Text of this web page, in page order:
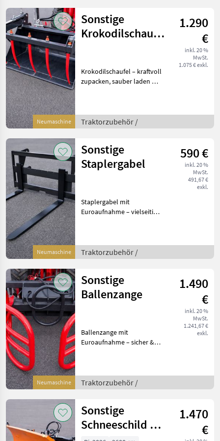
Neumaschine
Sonstige
Krokodilschaufel
1.290
€
inkl. 20 %
MwSt.
1.075 € exkl.
Krokodilschaufel – kraftvoll
zupacken, sauber laden Wir
den professionellen Einsatz
in Landwirtsc
Traktorzubehör /
Neumaschine
Sonstige
Staplergabel
590 €
inkl. 20 %
MwSt.
491,67 €
exkl.
Staplergabel mit
Euroaufnahme – vielseitig &
professionellen Einsatz in
Landwirtschaft
Traktorzubehör /
Neumaschine
Sonstige
Ballenzange
1.490
€
inkl. 20 %
MwSt.
1.241,67 €
exkl.
Ballenzange mit
Euroaufnahme – sicher &
professionellen Einsatz in
der Landwirtsch
Traktorzubehör /
Sonstige
Schneeschild 1,5
1.470
€